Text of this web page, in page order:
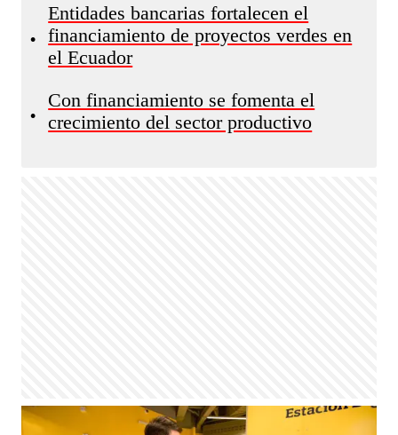
•
Entidades bancarias fortalecen el
financiamiento de proyectos verdes en
el Ecuador
•
Con financiamiento se fomenta el
crecimiento del sector productivo